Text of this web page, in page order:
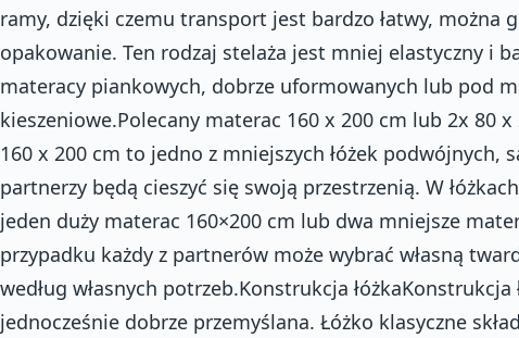
ramy, dzięki czemu transport jest bardzo łatwy, można
opakowanie. Ten rodzaj stelaża jest mniej elastyczny i
materacy piankowych, dobrze uformowanych lub pod
kieszeniowe.Polecany materac 160 x 200 cm lub 2x 80
160 x 200 cm to jedno z mniejszych łóżek podwójnych,
partnerzy będą cieszyć się swoją przestrzenią. W
jeden duży materac 160×200 cm lub dwa mniejsze
przypadku każdy z partnerów może wybrać własną
według własnych potrzeb.Konstrukcja
jednocześnie dobrze przemyślana. Łóżko klasyczne